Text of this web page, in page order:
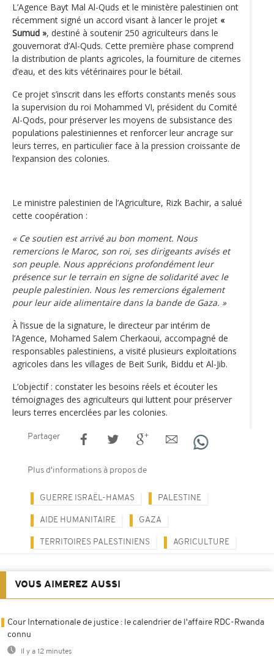
L’Agence Bayt Mal Al-Quds et le ministère palestinien ont
récemment signé un accord visant à lancer le projet «
Sumud », destiné à soutenir 250 agriculteurs dans le
gouvernorat d’Al-Quds. Cette première phase comprend
la distribution de plants agricoles, la fourniture de citernes
d’eau, et des kits vétérinaires pour le bétail.
Ce projet s’inscrit dans les efforts constants menés sous
la supervision du roi Mohammed VI, président du Comité
Al-Qods, pour préserver les moyens de subsistance des
populations palestiniennes et renforcer leur ancrage sur
leurs terres, en particulier face à la pression croissante de
l’expansion des colonies.
Le ministre palestinien de l’Agriculture, Rizk Bachir, a salué
cette coopération :
« Ce soutien est arrivé au bon moment. Nous
remercions le Maroc, son roi, ses dirigeants avisés et
son peuple. Nous apprécions profondément leur
présence sur le terrain en signe de solidarité avec le
peuple palestinien. Nous les remercions également
pour leur aide alimentaire dans la bande de Gaza. »
À l’issue de la signature, le directeur par intérim de
l’Agence, Mohamed Salem Cherkaoui, accompagné de
responsables palestiniens, a visité plusieurs exploitations
agricoles dans les villages de Beit Surik, Biddu et Al-Jib.
L’objectif : constater les besoins réels et écouter les
témoignages des agriculteurs qui luttent pour préserver
leurs terres encerclées par les colonies.
Partager
Plus d'informations à propos de
GUERRE ISRAËL-HAMAS PALESTINE
AIDE HUMANITAIRE GAZA
TERRITOIRES PALESTINIENS AGRICULTURE
VOUS AIMEREZ AUSSI
Cour Internationale de justice : le calendrier de l'affaire RDC-Rwanda
connu
Il y a 12 minutes